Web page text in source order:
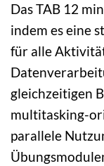
Das TAB 12
indem es eine
für alle
gleichzeitigen
multitasking-
parallele